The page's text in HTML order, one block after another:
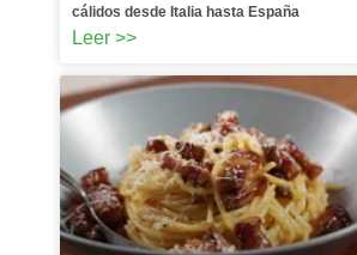
cálidos desde Italia hasta España
Leer >>